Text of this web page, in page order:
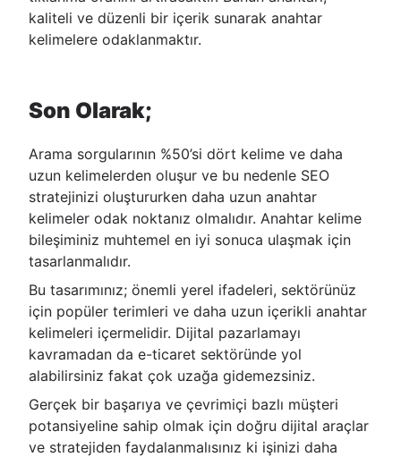
kaliteli ve düzenli bir içerik sunarak anahtar
kelimelere odaklanmaktır.
Son Olarak;
Arama sorgularının %50’si dört kelime ve daha
uzun kelimelerden oluşur ve bu nedenle SEO
stratejinizi oluştururken daha uzun anahtar
kelimeler odak noktanız olmalıdır. Anahtar kelime
bileşiminiz muhtemel en iyi sonuca ulaşmak için
tasarlanmalıdır.
Bu tasarımınız; önemli yerel ifadeleri, sektörünüz
için popüler terimleri ve daha uzun içerikli anahtar
kelimeleri içermelidir. Dijital pazarlamayı
kavramadan da e-ticaret sektöründe yol
alabilirsiniz fakat çok uzağa gidemezsiniz.
Gerçek bir başarıya ve çevrimiçi bazlı müşteri
potansiyeline sahip olmak için doğru dijital araçlar
ve stratejiden faydalanmalısınız ki işinizi daha